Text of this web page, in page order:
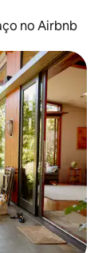
no Airbnb